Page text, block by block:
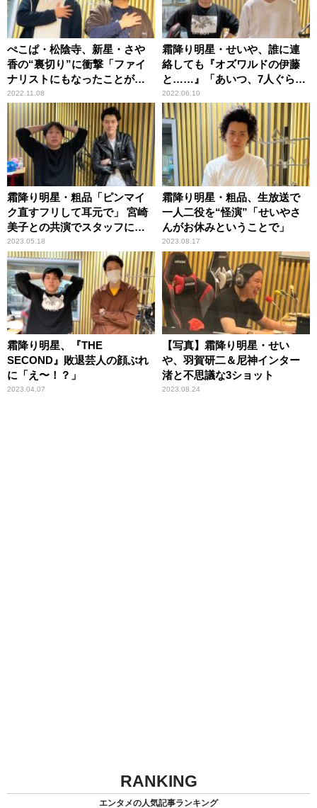
ぺこぱ・松陰寺、新星・さや
香の“裏切り”に衝撃「ファイ
ナリストにもなったことがあ
るのに……」
2022.11.08
霜降り明星・せいや、誰に連
絡しても『オズワルドの伊藤
と……』「あいつ、7人ぐらい
おる！」
2022.06.10
霜降り明星・粗品「ピンマイ
ク直すフリして耳元で」 宮崎
美子との共演でスタッフに注
意される
2023.05.18
霜降り明星・粗品、生放送で
一人二役を“怪演”「せいやさ
んがお休みということで」
2023.08.17
霜降り明星、『THE
SECOND』敗退芸人の顔ぶれ
に「え〜！？」
2023.04.07
【写真】霜降り明星・せい
や、羽賀研二＆尼神インター
渚と不思議な3ショット
2023.08.24
RANKING
エンタメの人気記事ランキング